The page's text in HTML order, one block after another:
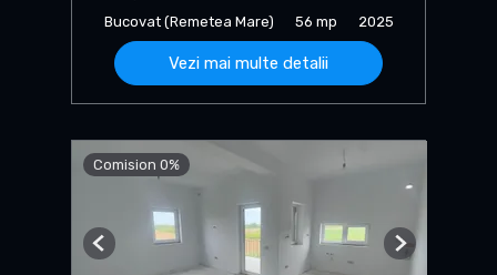
Bucovat (Remetea Mare)
56 mp 2025
Vezi mai multe detalii
Comision 0%
Previous Next